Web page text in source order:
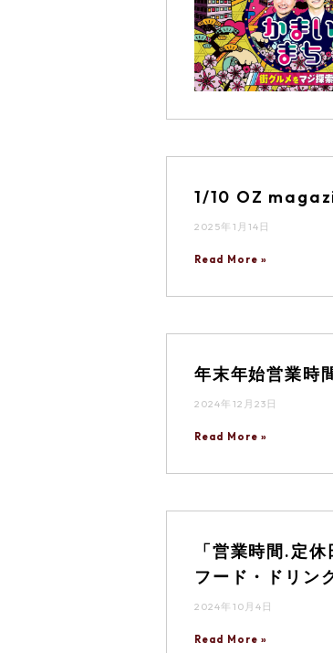
1/10 OZ
2025年1月14日
Read More »
年末年始営業時
2024年12月23日
Read More »
「営業時間.定
フード・ドリン
2024年10月4日
Read More »